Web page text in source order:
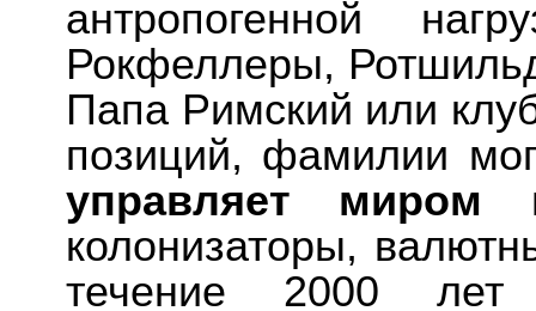
антропогенной
Рокфеллеры,
Папа Римский или
позиций, фамилии
управляет миром
колонизаторы,
течение 2000